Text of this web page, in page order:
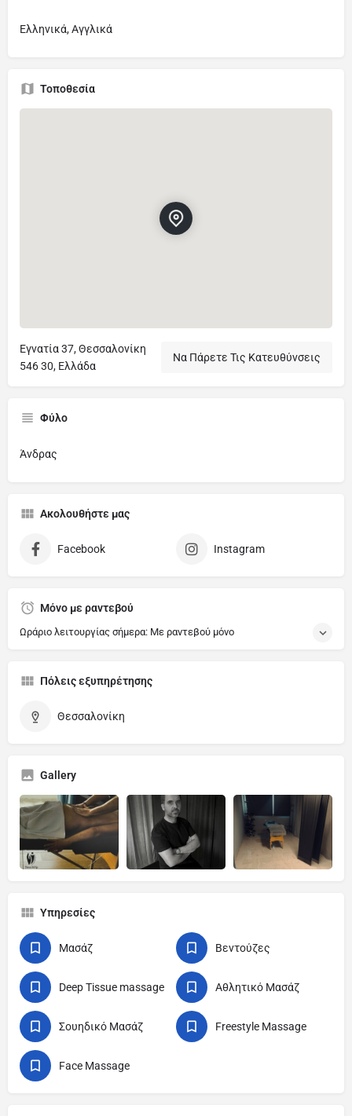
Ελληνικά, Αγγλικά
Τοποθεσία
Εγνατία 37, Θεσσαλονίκη
546 30, Ελλάδα
Να Πάρετε Τις Κατευθύνσεις
Φύλο
Άνδρας
Ακολουθήστε μας
Facebook Instagram
Μόνο με ραντεβού
Ωράριο λειτουργίας σήμερα: Με ραντεβού μόνο
Πόλεις εξυπηρέτησης
Θεσσαλονίκη
Gallery
Υπηρεσίες
Μασάζ Βεντούζες
Deep Tissue massage Αθλητικό Μασάζ
Σουηδικό Μασάζ Freestyle Massage
Face Massage